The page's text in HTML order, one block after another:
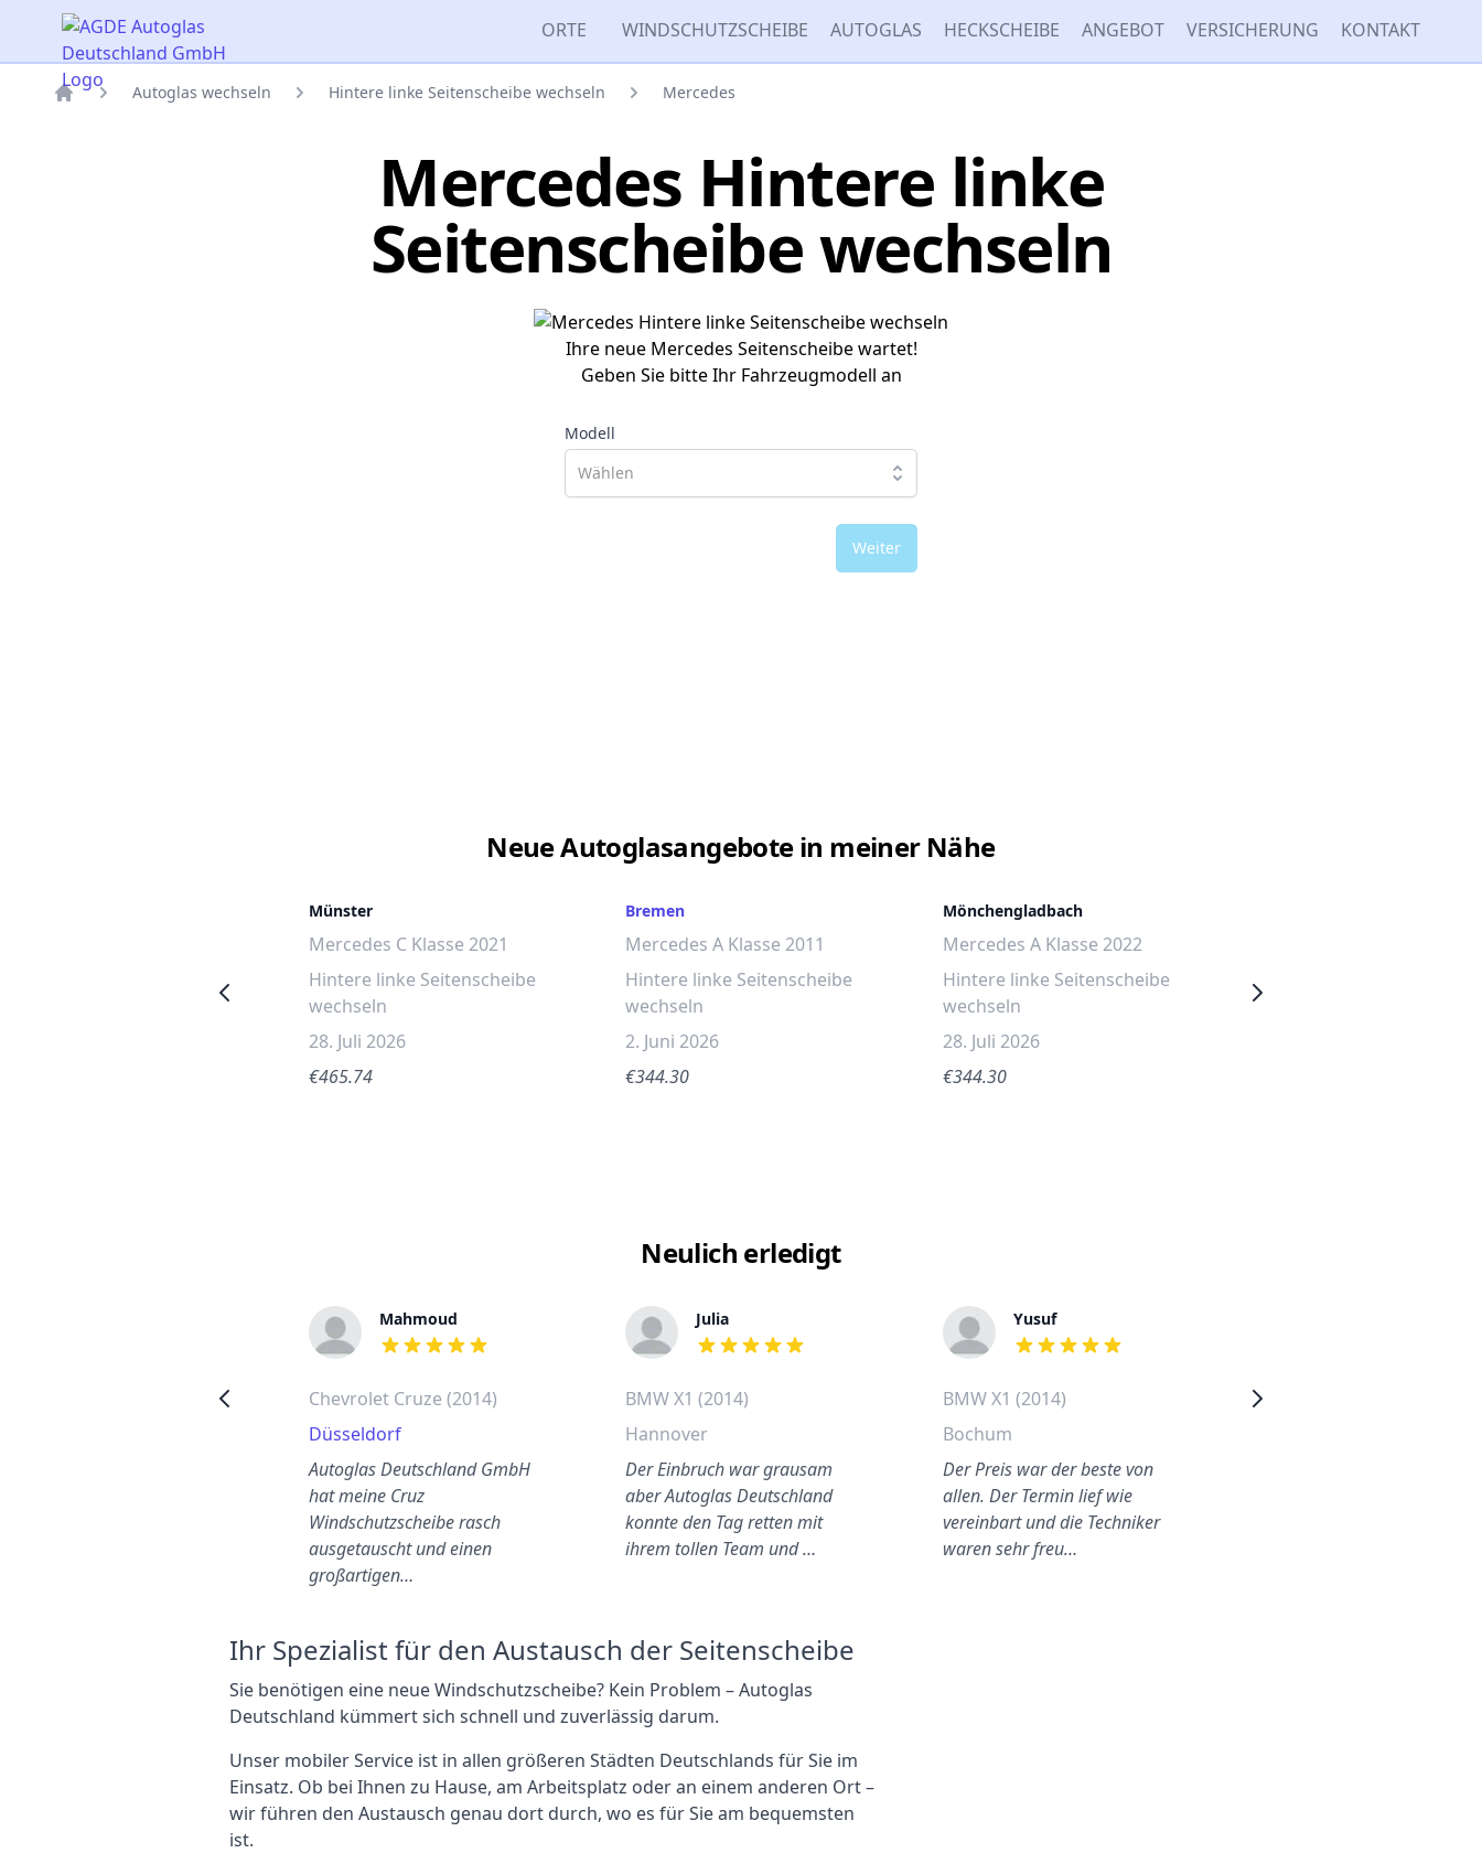
AGDE Autoglas Deutschland GmbH ORTE WINDSCHUTZSCHEIBE AUTOGLAS HECKSCHEIBE ANGEBOT VERSICHERUNG KONTAKT
Autoglas wechseln Hintere linke Seitenscheibe wechseln Mercedes
Mercedes Hintere linke
Seitenscheibe wechseln
Ihre neue Mercedes Seitenscheibe wartet!
Geben Sie bitte Ihr Fahrzeugmodell an
Modell
Weiter
Neue Autoglasangebote in meiner Nähe
Münster
Mercedes C Klasse 2021
Hintere linke Seitenscheibe
wechseln
28. Juli 2026
€465.74
Bremen
Mercedes A Klasse 2011
Hintere linke Seitenscheibe
wechseln
2. Juni 2026
€344.30
Mönchengladbach
Mercedes A Klasse 2022
Hintere linke Seitenscheibe
wechseln
28. Juli 2026
€344.30
Neulich erledigt
Mahmoud
out of 5 stars
Chevrolet Cruze (2014)
Düsseldorf
Autoglas Deutschland GmbH
hat meine Cruz
Windschutzscheibe rasch
ausgetauscht und einen
großartigen…
Julia
out of 5 stars
BMW X1 (2014)
Hannover
Der Einbruch war grausam
aber Autoglas Deutschland
konnte den Tag retten mit
ihrem tollen Team und …
Yusuf
out of 5 stars
BMW X1 (2014)
Bochum
Der Preis war der beste von
allen. Der Termin lief wie
vereinbart und die Techniker
waren sehr freu…
Volkswagen Passat (2017)
Ihr Spezialist für den Austausch der Seitenscheibe
Sie benötigen eine neue Windschutzscheibe? Kein Problem – Autoglas
Deutschland kümmert sich schnell und zuverlässig darum.
Unser mobiler Service ist in allen größeren Städten Deutschlands für Sie im
Einsatz. Ob bei Ihnen zu Hause, am Arbeitsplatz oder an einem anderen Ort –
wir führen den Austausch genau dort durch, wo es für Sie am bequemsten
ist.